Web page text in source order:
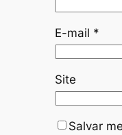
E-mail *
Site
Salvar